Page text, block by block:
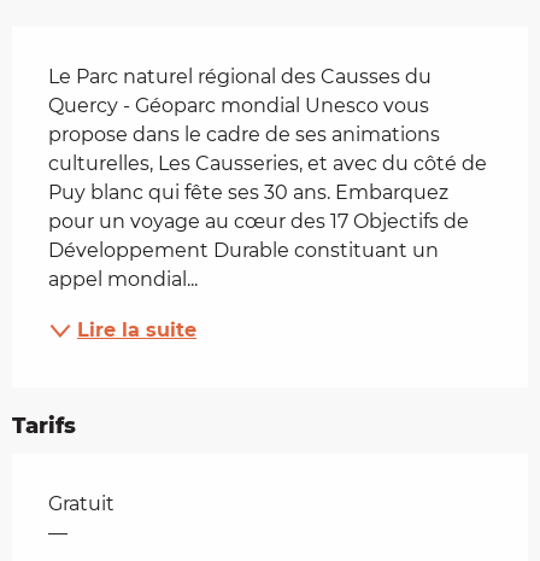
Le Parc naturel régional des Causses du
Quercy - Géoparc mondial Unesco vous
propose dans le cadre de ses animations
culturelles, Les Causseries, et avec du côté de
Puy blanc qui fête ses 30 ans. Embarquez
pour un voyage au cœur des 17 Objectifs de
Développement Durable constituant un
appel mondial...
Lire la suite
Tarifs
Tarifs 2026
Gratuit
—